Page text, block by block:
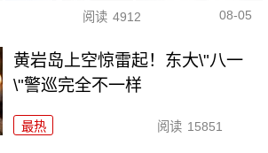
阅读 4912 08-05
黄岩岛上空惊雷起！东大\"八一
\"警巡完全不一样
最热 阅读 15851